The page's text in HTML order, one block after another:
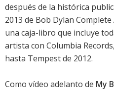
después de la histórica
2013 de Bob Dylan
una caja-libro que incluye
artista con Columbia
hasta Tempest de 2012.
Como vídeo adelanto de My